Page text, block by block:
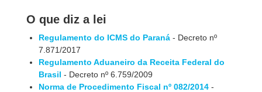
O que diz a lei
Regulamento do ICMS do Paraná - Decreto nº
7.871/2017
Regulamento Aduaneiro da Receita Federal do
Brasil - Decreto nº 6.759/2009
Norma de Procedimento Fiscal nº 082/2014 -